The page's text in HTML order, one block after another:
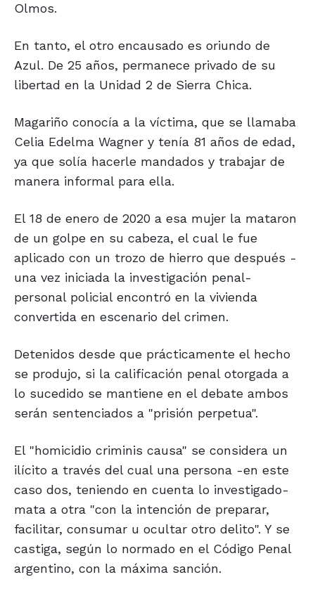
Olmos.
En tanto, el otro encausado es oriundo de
Azul. De 25 años, permanece privado de su
libertad en la Unidad 2 de Sierra Chica.
Magariño conocía a la víctima, que se llamaba
Celia Edelma Wagner y tenía 81 años de edad,
ya que solía hacerle mandados y trabajar de
manera informal para ella.
El 18 de enero de 2020 a esa mujer la mataron
de un golpe en su cabeza, el cual le fue
aplicado con un trozo de hierro que después -
una vez iniciada la investigación penal-
personal policial encontró en la vivienda
convertida en escenario del crimen.
Detenidos desde que prácticamente el hecho
se produjo, si la calificación penal otorgada a
lo sucedido se mantiene en el debate ambos
serán sentenciados a "prisión perpetua".
El "homicidio criminis causa" se considera un
ilícito a través del cual una persona -en este
caso dos, teniendo en cuenta lo investigado-
mata a otra "con la intención de preparar,
facilitar, consumar u ocultar otro delito". Y se
castiga, según lo normado en el Código Penal
argentino, con la máxima sanción.